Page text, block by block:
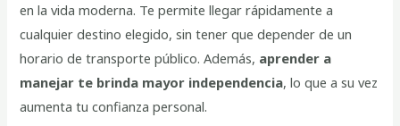
en la vida moderna. Te permite llegar rápidamente a
cualquier destino elegido, sin tener que depender de un
horario de transporte público. Además, aprender a
manejar te brinda mayor independencia, lo que a su vez
aumenta tu confianza personal.